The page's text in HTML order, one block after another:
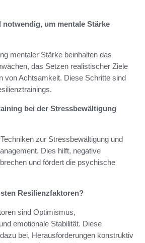
um mentale Stärke
mentaler Stärke beinhalten das
das Setzen realistischer Ziele
von Achtsamkeit. Diese Schritte sind
bei der Stressbewältigung
zur Stressbewältigung und
Dies hilft, negative
und fördert die psychische
Resilienzfaktoren?
sind Optimismus,
emotionale Stabilität. Diese
bei, Herausforderungen konstruktiv